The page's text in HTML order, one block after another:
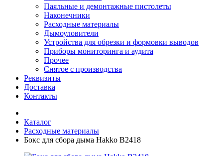
Паяльные и демонтажные пистолеты
Наконечники
Расходные материалы
Дымоуловители
Устройства для обрезки и формовки выводов
Приборы мониторинга и аудита
Прочее
Снятое с производства
Реквизиты
Доставка
Контакты
Каталог
Расходные материалы
Бокс для сбора дыма Hakko B2418